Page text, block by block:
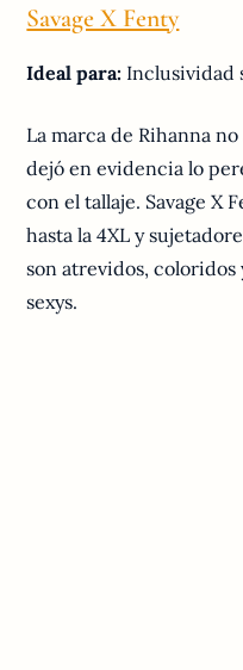
Savage X Fenty
Ideal para: Inclusividad
La marca de Rihanna
dejó en evidencia lo
con el tallaje. Savage X
hasta la 4XL y
son atrevidos,
sexys.